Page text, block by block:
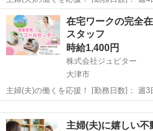
10:00~17:00/10:00~16:00/10:00~15:00/09:30~14:00
駅]： 滋賀県守山市 ※勤務エリア選択
滋賀 守山市 営業
在宅ワークの完全
スタッフ
時給1,400円
株式会社ジュピター
大津市
主婦(夫)の働くを応援！ [勤務日数]： 週3日~5日
09:00~13:00/09:00~15:00/10:00~14:00/
火/水/木/金 などから選べます [勤務...
主婦(夫)に嬉しい